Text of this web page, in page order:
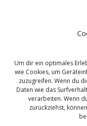
Um dir ein optimales
wie Cookies, um
zuzugreifen. Wenn du
Daten wie das
verarbeiten. Wenn
zurückziehst,
Sanierung SBS
Sicherung
Update Upgrade
VMWare